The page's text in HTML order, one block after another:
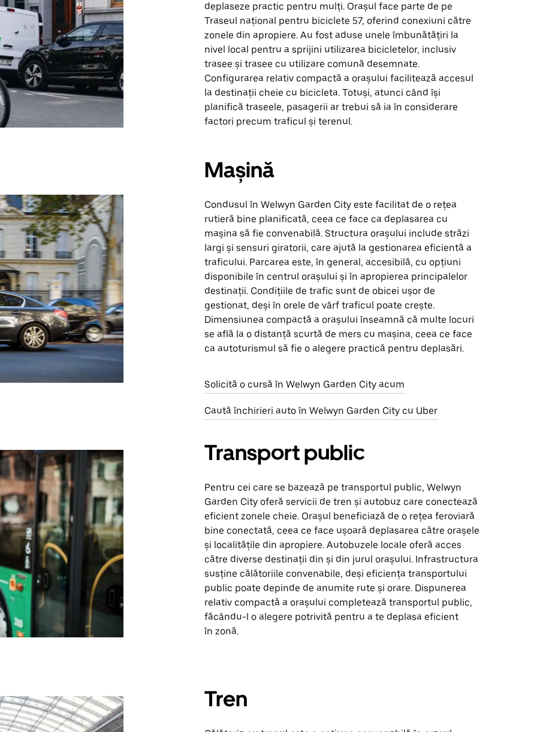
deplaseze practic pentru mulți. Orașul face parte de pe
Traseul național pentru biciclete 57, oferind conexiuni către
zonele din apropiere. Au fost aduse unele îmbunătățiri la
nivel local pentru a sprijini utilizarea bicicletelor, inclusiv
trasee și trasee cu utilizare comună desemnate.
Configurarea relativ compactă a orașului facilitează accesul
la destinații cheie cu bicicleta. Totuși, atunci când își
planifică traseele, pasagerii ar trebui să ia în considerare
factori precum traficul și terenul.
Mașină
Condusul în Welwyn Garden City este facilitat de o rețea
rutieră bine planificată, ceea ce face ca deplasarea cu
mașina să fie convenabilă. Structura orașului include străzi
largi și sensuri giratorii, care ajută la gestionarea eficientă a
traficului. Parcarea este, în general, accesibilă, cu opțiuni
disponibile în centrul orașului și în apropierea principalelor
destinații. Condițiile de trafic sunt de obicei ușor de
gestionat, deși în orele de vârf traficul poate crește.
Dimensiunea compactă a orașului înseamnă că multe locuri
se află la o distanță scurtă de mers cu mașina, ceea ce face
ca autoturismul să fie o alegere practică pentru deplasări.
Solicită o cursă în Welwyn Garden City acum
Caută închirieri auto în Welwyn Garden City cu Uber
Transport public
Pentru cei care se bazează pe transportul public, Welwyn
Garden City oferă servicii de tren și autobuz care conectează
eficient zonele cheie. Orașul beneficiază de o rețea feroviară
bine conectată, ceea ce face ușoară deplasarea către orașele
și localitățile din apropiere. Autobuzele locale oferă acces
către diverse destinații din și din jurul orașului. Infrastructura
susține călătoriile convenabile, deși eficiența transportului
public poate depinde de anumite rute și orare. Dispunerea
relativ compactă a orașului completează transportul public,
făcându-l o alegere potrivită pentru a te deplasa eficient
în zonă.
Tren